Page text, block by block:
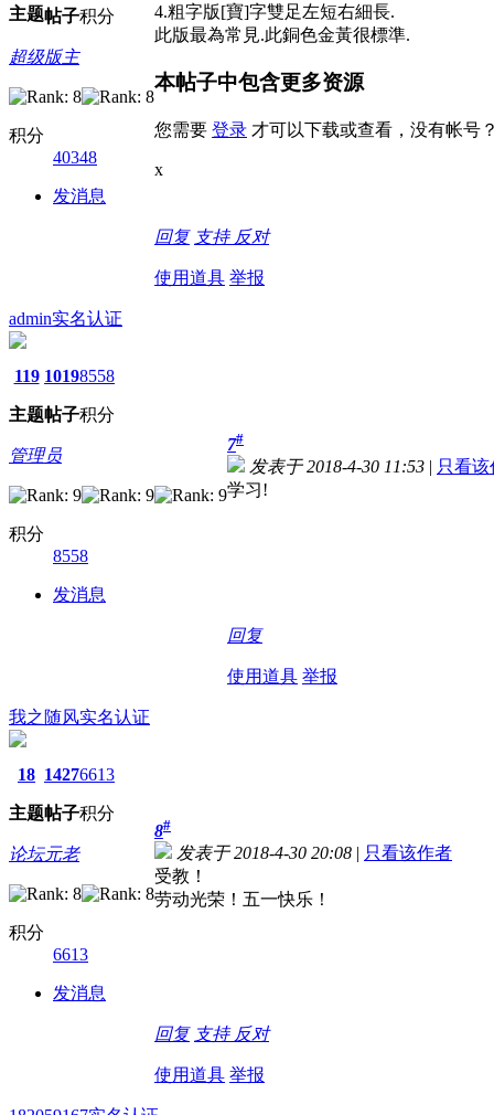
主题帖子积分
超级版主
积分
40348
发消息
4.粗字版[寶]字雙足左短右細長.
此版最為常見.此銅色金黃很標準.
本帖子中包含更多资源
您需要 登录 才可以下载或查看，没有帐号？
x
回复 支持 反对
使用道具 举报
admin实名认证
119
主题
1019
帖子
8558
积分
管理员
积分
8558
发消息
7#
发表于 2018-4-30 11:53 | 只看该
学习!
回复
使用道具 举报
我之随风实名认证
18
主题
1427
帖子
6613
积分
论坛元老
积分
6613
发消息
8#
发表于 2018-4-30 20:08 | 只看该作者
受教！
劳动光荣！五一快乐！
回复 支持 反对
使用道具 举报